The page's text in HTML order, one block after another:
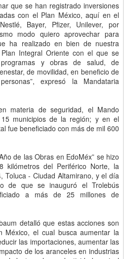
que se han registrado inversiones
con el Plan México, aquí en el
Bayer, Pfizer, Unilever, por
modo quiero aprovechar para
ha realizado en bien de nuestra
Integral Oriente con el que se
y obras de salud, de
de movilidad, en beneficio de
expresó la Mandataria
materia de seguridad, el Mando
municipios de la región; y en el
fue beneficiado con más de mil 600
de las Obras en EdoMéx” se hizo
kilómetros del Periférico Norte, la
Toluca - Ciudad Altamirano, y el día
de que se inauguró el Trolebús
a más de 25 millones de
detalló que estas acciones son
México, el cual busca aumentar la
las importaciones, aumentar las
de los aranceles en industrias